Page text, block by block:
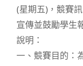
(星期五)，競賽
宣傳並鼓勵學生
說明：
一、競賽目的：